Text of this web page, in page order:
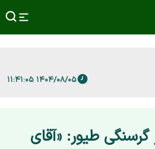
۱۴۰۴/۰۸/۰۵ ۱۱:۴۱:۰۵
گرسنگی طیور: «آقای